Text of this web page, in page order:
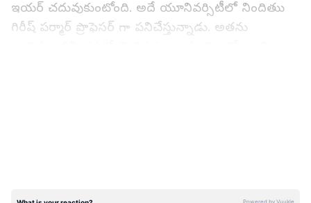
ఇయర్ చదువుకుంటోంది. అదే యూనివర్సిటీలో నిందితుు
గిరీష్ పర్మార్ ప్రొఫెసర్ గా పనిచేస్తున్నాడు. అతను